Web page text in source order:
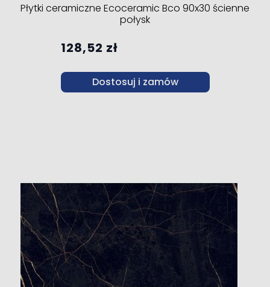
Płytki ceramiczne Ecoceramic Bco 90x30 ścienne
połysk
128,52 zł
Dostosuj i zamów